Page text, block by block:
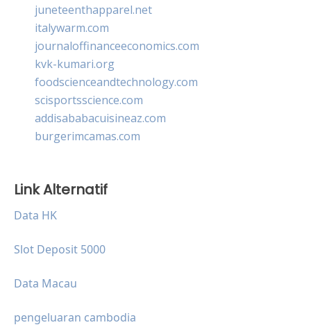
juneteenthapparel.net
italywarm.com
journaloffinanceeconomics.com
kvk-kumari.org
foodscienceandtechnology.com
scisportsscience.com
addisababacuisineaz.com
burgerimcamas.com
Link Alternatif
Data HK
Slot Deposit 5000
Data Macau
pengeluaran cambodia